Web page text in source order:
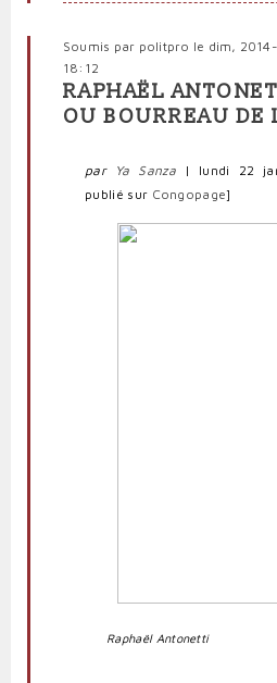
Soumis par politpro le dim,
18:12
RAPHAËL
OU BOURREAU DE
par Ya Sanza | lundi 22
publié sur Congopage]
Raphaël Antonetti